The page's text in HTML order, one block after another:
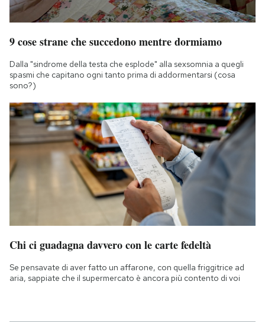
9 cose strane che succedono mentre dormiamo
Dalla "sindrome della testa che esplode" alla sexsomnia a quegli
spasmi che capitano ogni tanto prima di addormentarsi (cosa
sono?)
Chi ci guadagna davvero con le carte fedeltà
Se pensavate di aver fatto un affarone, con quella friggitrice ad
aria, sappiate che il supermercato è ancora più contento di voi